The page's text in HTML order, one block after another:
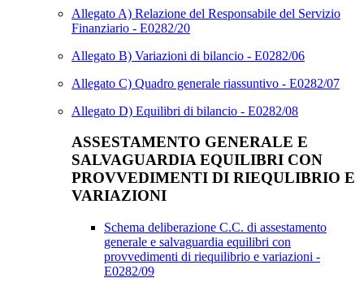
Allegato A) Relazione del Responsabile del Servizio
Finanziario - E0282/20
Allegato B) Variazioni di bilancio - E0282/06
Allegato C) Quadro generale riassuntivo - E0282/07
Allegato D) Equilibri di bilancio - E0282/08
ASSESTAMENTO GENERALE E
SALVAGUARDIA EQUILIBRI CON
PROVVEDIMENTI DI RIEQULIBRIO E
VARIAZIONI
Schema deliberazione C.C. di assestamento
generale e salvaguardia equilibri con
provvedimenti di riequilibrio e variazioni -
E0282/09